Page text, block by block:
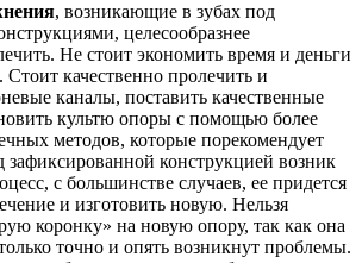
, возникающие в зубах под
целесообразнее
Не стоит экономить время и деньги
Стоит качественно пролечить и
каналы, поставить качественные
культю опоры с помощью более
методов, которые порекомендует
зафиксированной конструкцией возник
с большинстве случаев, ее придется
и изготовить новую. Нельзя
коронку» на новую опору, так как она
точно и опять возникнут проблемы.